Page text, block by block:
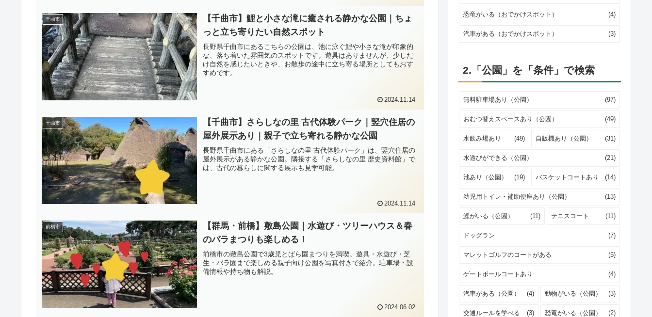
千曲市
【千曲市】鯉と小さな滝に癒される静かな公園｜ちょ
っと立ち寄りたい自然スポット
長野県千曲市にあるこちらの公園は、池に泳ぐ鯉や小さな滝が印象的
な、落ち着いた雰囲気のスポットです。遊具はありませんが、少しだ
け自然を感じたいときや、お散歩の途中に立ち寄る場所としてもおす
すめです。
2024.11.14
千曲市
【千曲市】さらしなの里 古代体験パーク｜竪穴住居の
屋外展示あり｜親子で立ち寄れる静かな公園
長野県千曲市にある「さらしなの里 古代体験パーク」は、竪穴住居の
屋外展示がある静かな公園。隣接する「さらしなの里 歴史資料館」で
は、古代の暮らしに関する展示も見学可能。
2024.11.14
前橋市
【群馬・前橋】敷島公園｜水遊び・ツリーハウス＆春
のバラまつりも楽しめる！
前橋市の敷島公園で3歳児とばら園まつりを満喫。遊具・水遊び・芝
生・バラ園まで楽しめる親子向け公園を写真付きで紹介。駐車場・設
備情報や持ち物も解説。
2024.06.02
恐竜がいる（おでかけスポット） (4)
汽車がある（おでかけスポット） (3)
2.「公園」を「条件」で検索
無料駐車場あり（公園） (97)
おむつ替えスペースあり（公園） (49)
水飲み場あり (49) 自販機あり（公園） (31)
水遊びができる（公園） (21)
池あり（公園） (19) バスケットコートあり (14)
幼児用トイレ・補助便座あり（公園） (13)
鯉がいる（公園） (11) テニスコート (11)
ドッグラン (7)
マレットゴルフのコートがある (5)
ゲートボールコートあり (4)
汽車がある（公園） (4) 動物がいる（公園） (3)
交通ルールを学べる (3) 恐竜がいる（公園） (2)